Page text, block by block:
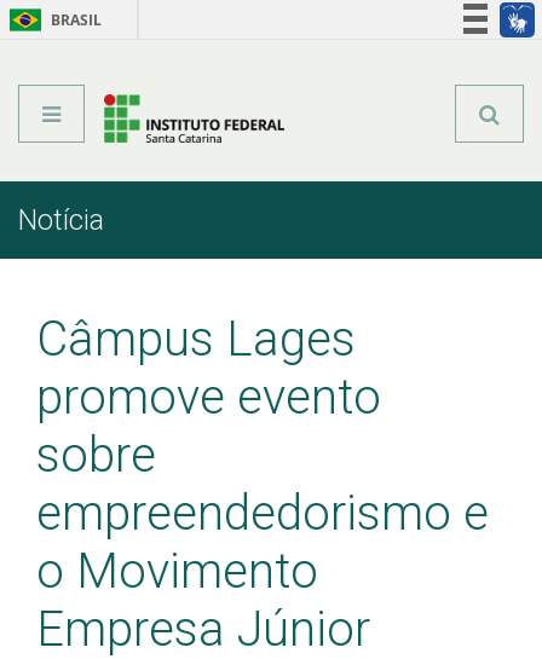
BRASIL
NotíciaInício
Câmpus Lages
promove evento
sobre
empreendedorismo e
o Movimento
Empresa Júnior